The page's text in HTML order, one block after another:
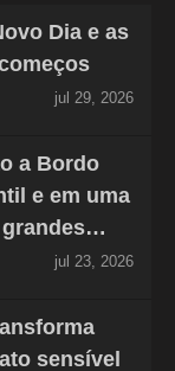
Dia e as
jul 29, 2026
a Bordo
e em uma
grandes…
jul 23, 2026
sensível